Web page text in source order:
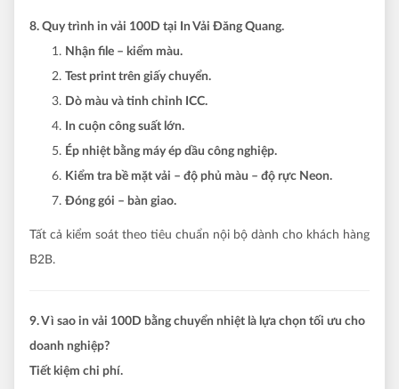
8. Quy trình in vải 100D tại In Vải Đăng Quang.
Nhận file – kiểm màu.
Test print trên giấy chuyển.
Dò màu và tinh chỉnh ICC.
In cuộn công suất lớn.
Ép nhiệt bằng máy ép dầu công nghiệp.
Kiểm tra bề mặt vải – độ phủ màu – độ rực Neon.
Đóng gói – bàn giao.
Tất cả kiểm soát theo tiêu chuẩn nội bộ dành cho khách hàng
B2B.
9. Vì sao in vải 100D bằng chuyển nhiệt là lựa chọn tối ưu cho
doanh nghiệp?
Tiết kiệm chi phí.